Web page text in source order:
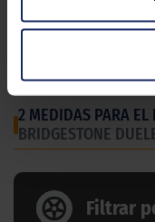
Estación
2 MEDIDAS PARA EL
BRIDGESTONE
Filtrar